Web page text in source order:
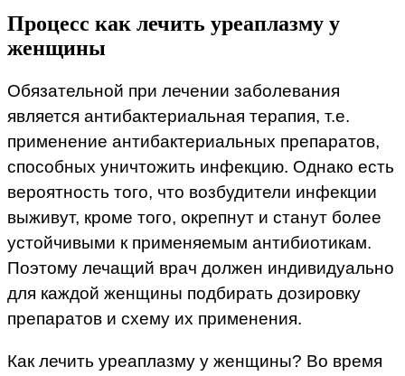
Процесс как лечить уреаплазму у
женщины
Обязательной при лечении заболевания
является антибактериальная терапия, т.е.
применение антибактериальных препаратов,
способных уничтожить инфекцию. Однако есть
вероятность того, что возбудители инфекции
выживут, кроме того, окрепнут и станут более
устойчивыми к применяемым антибиотикам.
Поэтому лечащий врач должен индивидуально
для каждой женщины подбирать дозировку
препаратов и схему их применения.
Как лечить уреаплазму у женщины? Во время